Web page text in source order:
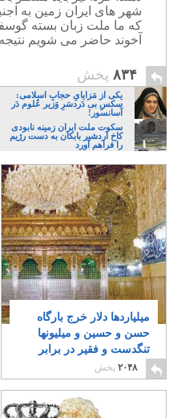
شهر های ایران زمین به
که ما ملت زبان بسته
آخوند حاضر می شویم
۸۳۴ پخش
یکی از مَزایایِ حجابِ اسلامی:
سکسِ بی دَردسَرِ وَزیر عُلوم دَر
آسانسور!
سکوت ملت ایران زمینه نابودی
کاخ اردشیر بابکان به دست رژیم
را فراهم آورد
میلیاردها دلار خرج بارگاه
حسن و حسین و میلیونها
تنگدست و فقیر در برابر
۷۰۲۰۴۸ پخش